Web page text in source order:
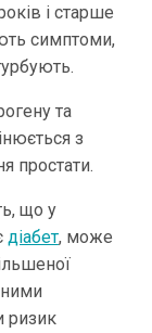
і старше
симптоми,
та
з
простати.
що у
діабет, може
ризик